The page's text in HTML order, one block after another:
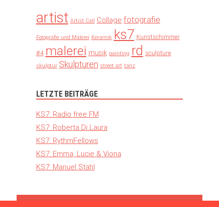
artist Artist Call Collage fotografie
Fotografie und Malerei Keramik ks7 Kunstschimmer
#4 malerei musik painting rd sculpture
skulptur Skulpturen street art tanz
LETZTE BEITRÄGE
KS7: Radio free FM
KS7: Roberta Di Laura
KS7: RythmFellows
KS7: Emma, Lucie & Viona
KS7: Manuel Stahl